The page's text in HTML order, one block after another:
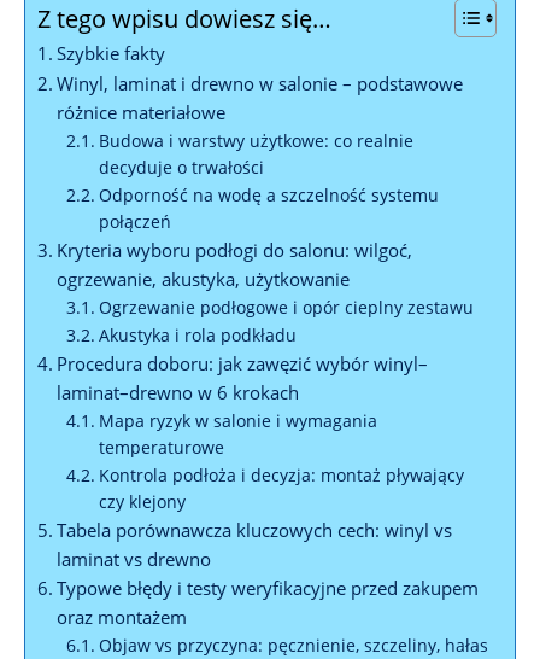
Z tego wpisu dowiesz się…
Szybkie fakty
Winyl, laminat i drewno w salonie – podstawowe
różnice materiałowe
Budowa i warstwy użytkowe: co realnie
decyduje o trwałości
Odporność na wodę a szczelność systemu
połączeń
Kryteria wyboru podłogi do salonu: wilgoć,
ogrzewanie, akustyka, użytkowanie
Ogrzewanie podłogowe i opór cieplny zestawu
Akustyka i rola podkładu
Procedura doboru: jak zawęzić wybór winyl–
laminat–drewno w 6 krokach
Mapa ryzyk w salonie i wymagania
temperaturowe
Kontrola podłoża i decyzja: montaż pływający
czy klejony
Tabela porównawcza kluczowych cech: winyl vs
laminat vs drewno
Typowe błędy i testy weryfikacyjne przed zakupem
oraz montażem
Objaw vs przyczyna: pęcznienie, szczeliny, hałas